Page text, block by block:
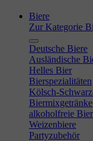
Biere
Zur Kategorie
Deutsche Biere
Ausländische
Helles Bier
Bierspezialitäten
Kölsch-
Biermixgetränke
alkoholfreie
Weizenbiere
Partyzubehör